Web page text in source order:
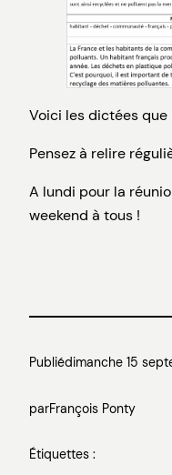
Voici les dictées
Pensez à relire
A lundi pour la
weekend à tous !
Publiédimanche 15
parFrançois Ponty
Étiquettes :